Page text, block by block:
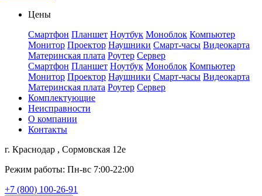
Цены
Смартфон Планшет Ноутбук Моноблок Компьютер
Монитор Проектор Наушники Смарт-часы Видеокарта
Материнская плата Роутер Сервер
Смартфон Планшет Ноутбук Моноблок Компьютер
Монитор Проектор Наушники Смарт-часы Видеокарта
Материнская плата Роутер Сервер
Комплектующие
Неисправности
О компании
Контакты
г. Краснодар , Сормовская 12е
Режим работы: Пн-вс 7:00-22:00
+7 (800) 100-26-91